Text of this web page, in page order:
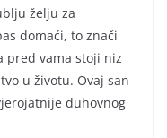
želju za
domaći, to znači
pred vama stoji niz
u životu. Ovaj san
duhovnog